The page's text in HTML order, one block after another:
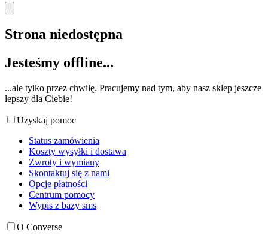
Strona niedostępna
Jesteśmy offline...
...ale tylko przez chwilę. Pracujemy nad tym, aby nasz sklep jeszcze
lepszy dla Ciebie!
Uzyskaj pomoc
Status zamówienia
Koszty wysyłki i dostawa
Zwroty i wymiany
Skontaktuj się z nami
Opcje płatności
Centrum pomocy
Wypis z bazy sms
O Converse